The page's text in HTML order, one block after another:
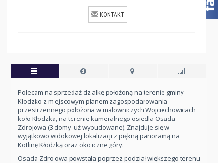
KONTAKT
Polecam na sprzedaż działkę położoną na terenie gminy
Kłodzko z miejscowym planem zagospodarowania
przestrzennego położona w malowniczych Wojciechowicach
koło Kłodzka, na terenie kameralnego osiedla Osada
Zdrojowa (3 domy już wybudowane). Znajduje się w
wyjątkowo widokowej lokalizacji z piękną panoramą na
Kotlinę Kłodzką oraz okoliczne góry.
Osada Zdrojowa powstała poprzez podział większego terenu